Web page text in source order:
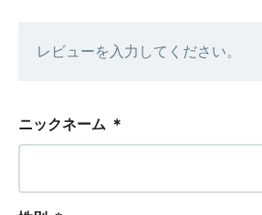
レビューを入力してください。
ニックネーム ＊